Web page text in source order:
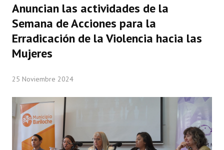
Comisiones Permanentes
Comisiones Especiales
Concejales Mandato Cumplido
Programas
LEGISLACIÓN
Constitución Nacional
Constitución Provincial
Anuncian las actividades de la
Semana de Acciones para la
Erradicación de la Violencia hacia las
Mujeres
25 Noviembre 2024